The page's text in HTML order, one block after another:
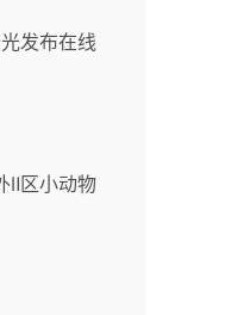
发布在线
Ⅱ区小动物